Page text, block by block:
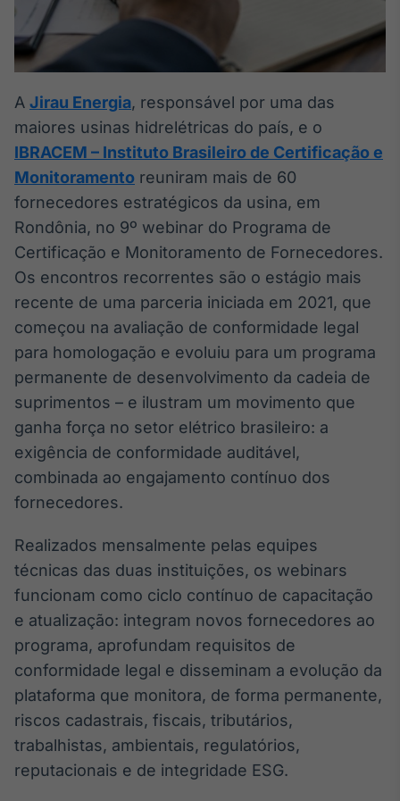
Ticker
Cotações e
headlines de
Broadcast
Widgets
para conteúdos e
funcionalidades
Broadcast
Wallboard
Conteúdos e
displays e telas
Curadoria
Curadoria de
conteúdos
Soluções de
Broadcast
Radar
Monitoramento
inteligente de
conteúdos
Broadcast
Fundos
plataforma para
analisar fundos
de investimento
A Jirau Energia, responsável por uma das
maiores usinas hidrelétricas do país, e o
IBRACEM – Instituto Brasileiro de Certificação e
Monitoramento reuniram mais de 60
fornecedores estratégicos da usina, em
Rondônia, no 9º webinar do Programa de
Certificação e Monitoramento de Fornecedores.
Os encontros recorrentes são o estágio mais
recente de uma parceria iniciada em 2021, que
começou na avaliação de conformidade legal
para homologação e evoluiu para um programa
permanente de desenvolvimento da cadeia de
suprimentos – e ilustram um movimento que
ganha força no setor elétrico brasileiro: a
exigência de conformidade auditável,
combinada ao engajamento contínuo dos
fornecedores.
Realizados mensalmente pelas equipes
técnicas das duas instituições, os webinars
funcionam como ciclo contínuo de capacitação
e atualização: integram novos fornecedores ao
programa, aprofundam requisitos de
conformidade legal e disseminam a evolução da
plataforma que monitora, de forma permanente,
riscos cadastrais, fiscais, tributários,
trabalhistas, ambientais, regulatórios,
reputacionais e de integridade ESG.